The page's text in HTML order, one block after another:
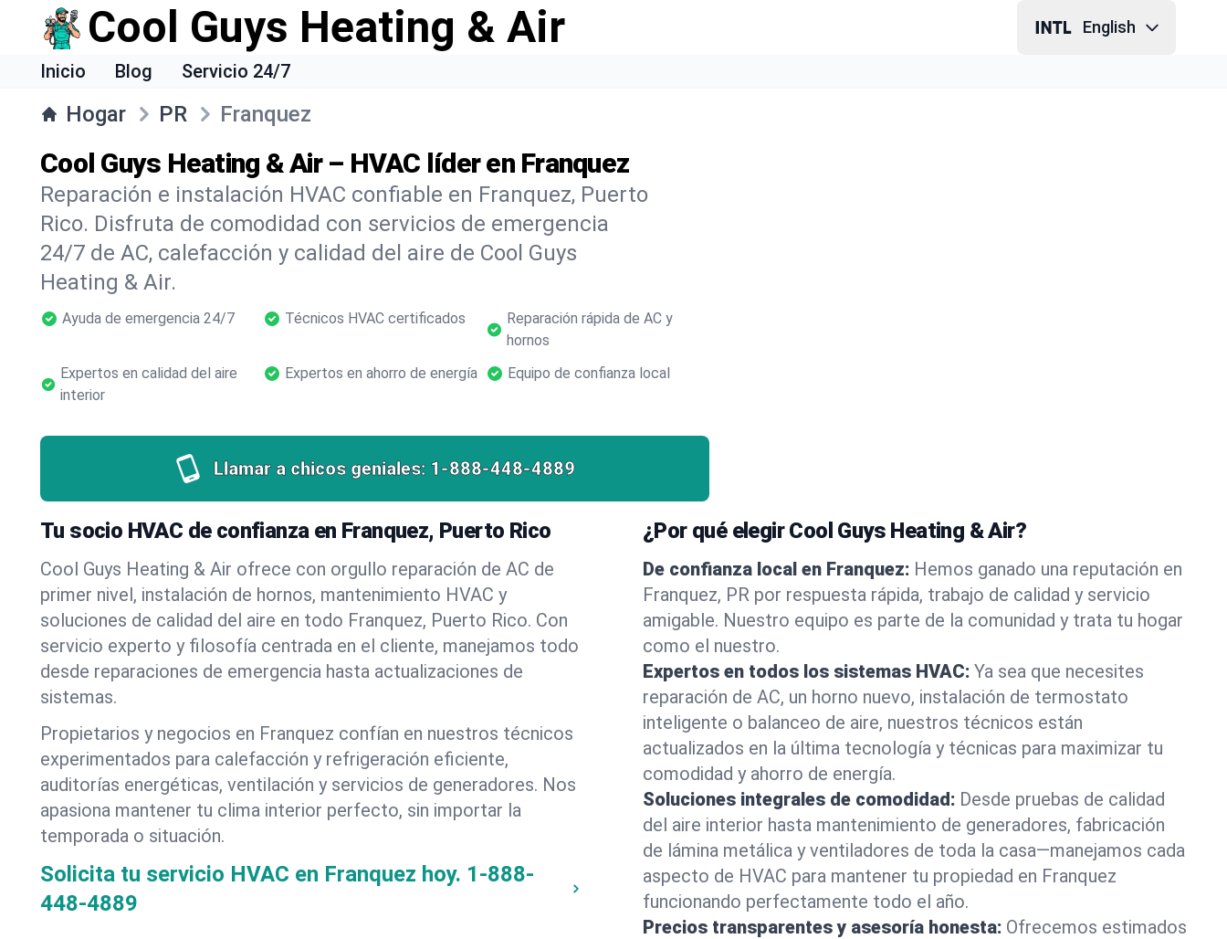
Cool Guys Heating & Air English
Inicio Blog Servicio 24/7
Hogar PR Franquez
Cool Guys Heating & Air – HVAC líder en Franquez
Reparación e instalación HVAC confiable en Franquez, Puerto
Rico. Disfruta de comodidad con servicios de emergencia
24/7 de AC, calefacción y calidad del aire de Cool Guys
Heating & Air.
Ayuda de emergencia 24/7 Técnicos HVAC certificados
Reparación rápida de AC y
hornos
Expertos en calidad del aire
interior
Expertos en ahorro de energía Equipo de confianza local
Llamar a chicos geniales: 1-888-448-4889
Tu socio HVAC de confianza en Franquez, Puerto Rico
Cool Guys Heating & Air ofrece con orgullo reparación de AC de
primer nivel, instalación de hornos, mantenimiento HVAC y
soluciones de calidad del aire en todo Franquez, Puerto Rico. Con
servicio experto y filosofía centrada en el cliente, manejamos todo
desde reparaciones de emergencia hasta actualizaciones de
sistemas.
Propietarios y negocios en Franquez confían en nuestros técnicos
experimentados para calefacción y refrigeración eficiente,
auditorías energéticas, ventilación y servicios de generadores. Nos
apasiona mantener tu clima interior perfecto, sin importar la
temporada o situación.
Solicita tu servicio HVAC en Franquez hoy. 1-888-
448-4889
¿Por qué elegir Cool Guys Heating & Air?
De confianza local en Franquez: Hemos ganado una reputación en
Franquez, PR por respuesta rápida, trabajo de calidad y servicio
amigable. Nuestro equipo es parte de la comunidad y trata tu hogar
como el nuestro.
Expertos en todos los sistemas HVAC: Ya sea que necesites
reparación de AC, un horno nuevo, instalación de termostato
inteligente o balanceo de aire, nuestros técnicos están
actualizados en la última tecnología y técnicas para maximizar tu
comodidad y ahorro de energía.
Soluciones integrales de comodidad: Desde pruebas de calidad
del aire interior hasta mantenimiento de generadores, fabricación
de lámina metálica y ventiladores de toda la casa—manejamos cada
aspecto de HVAC para mantener tu propiedad en Franquez
funcionando perfectamente todo el año.
Precios transparentes y asesoría honesta: Ofrecemos estimados